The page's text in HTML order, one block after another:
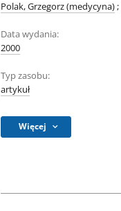
Polak, Grzegorz (medycyna);
Data wydania:
2000
Typ zasobu:
artykuł
Więcej